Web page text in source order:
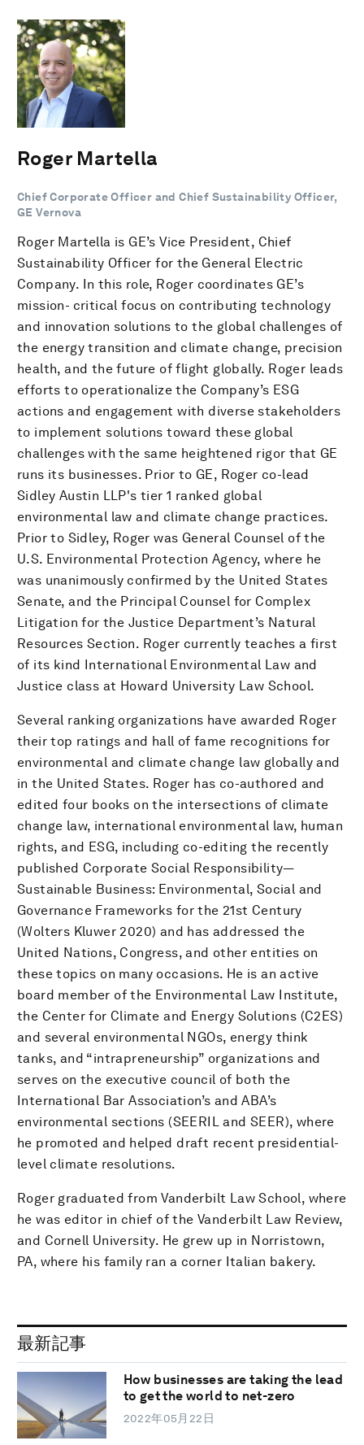
Roger Martella
Chief Corporate Officer and Chief Sustainability Officer,
GE Vernova
Roger Martella is GE’s Vice President, Chief
Sustainability Officer for the General Electric
Company. In this role, Roger coordinates GE’s
mission- critical focus on contributing technology
and innovation solutions to the global challenges of
the energy transition and climate change, precision
health, and the future of flight globally. Roger leads
efforts to operationalize the Company’s ESG
actions and engagement with diverse stakeholders
to implement solutions toward these global
challenges with the same heightened rigor that GE
runs its businesses. Prior to GE, Roger co-lead
Sidley Austin LLP's tier 1 ranked global
environmental law and climate change practices.
Prior to Sidley, Roger was General Counsel of the
U.S. Environmental Protection Agency, where he
was unanimously confirmed by the United States
Senate, and the Principal Counsel for Complex
Litigation for the Justice Department’s Natural
Resources Section. Roger currently teaches a first
of its kind International Environmental Law and
Justice class at Howard University Law School.
Several ranking organizations have awarded Roger
their top ratings and hall of fame recognitions for
environmental and climate change law globally and
in the United States. Roger has co-authored and
edited four books on the intersections of climate
change law, international environmental law, human
rights, and ESG, including co-editing the recently
published Corporate Social Responsibility—
Sustainable Business: Environmental, Social and
Governance Frameworks for the 21st Century
(Wolters Kluwer 2020) and has addressed the
United Nations, Congress, and other entities on
these topics on many occasions. He is an active
board member of the Environmental Law Institute,
the Center for Climate and Energy Solutions (C2ES)
and several environmental NGOs, energy think
tanks, and “intrapreneurship” organizations and
serves on the executive council of both the
International Bar Association’s and ABA’s
environmental sections (SEERIL and SEER), where
he promoted and helped draft recent presidential-
level climate resolutions.
Roger graduated from Vanderbilt Law School, where
he was editor in chief of the Vanderbilt Law Review,
and Cornell University. He grew up in Norristown,
PA, where his family ran a corner Italian bakery.
最新記事
How businesses are taking the lead
to get the world to net-zero
2022年05月22日